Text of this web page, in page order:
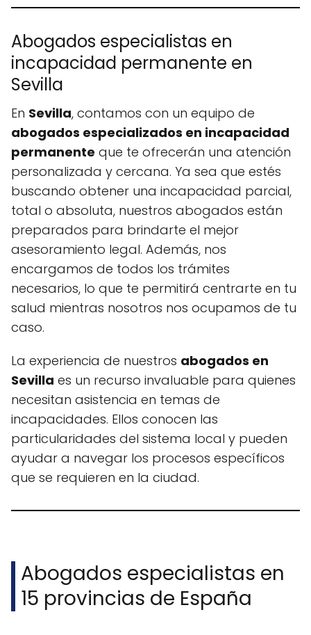
Abogados especialistas en
incapacidad permanente en
Sevilla
En Sevilla, contamos con un equipo de
abogados especializados en incapacidad
permanente que te ofrecerán una atención
personalizada y cercana. Ya sea que estés
buscando obtener una incapacidad parcial,
total o absoluta, nuestros abogados están
preparados para brindarte el mejor
asesoramiento legal. Además, nos
encargamos de todos los trámites
necesarios, lo que te permitirá centrarte en tu
salud mientras nosotros nos ocupamos de tu
caso.
La experiencia de nuestros abogados en
Sevilla es un recurso invaluable para quienes
necesitan asistencia en temas de
incapacidades. Ellos conocen las
particularidades del sistema local y pueden
ayudar a navegar los procesos específicos
que se requieren en la ciudad.
Abogados especialistas en
15 provincias de España